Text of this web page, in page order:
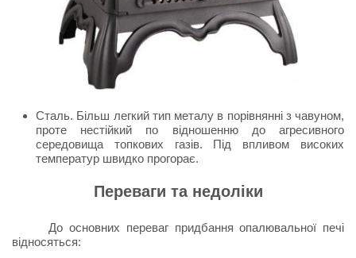
Сталь. Більш легкий тип металу в порівнянні з чавуном,
проте нестійкий по відношенню до агресивного
середовища топкових газів. Під впливом високих
температур швидко прогорає.
Переваги та недоліки
До основних переваг придбання опалювальної печі
відносяться: